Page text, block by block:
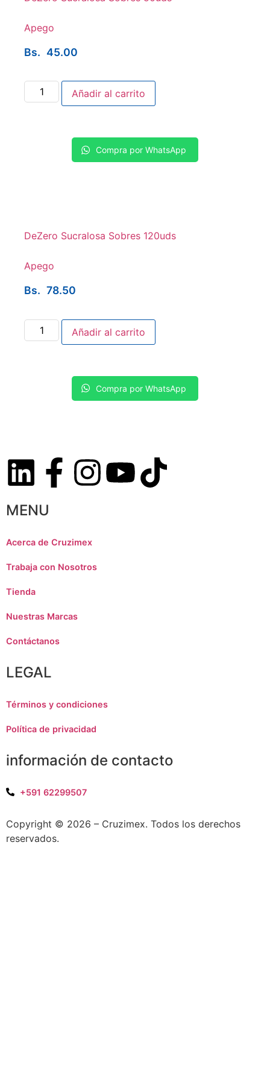
Apego
Bs. 45.00
Añadir al carrito
Compra por WhatsApp
DeZero Sucralosa Sobres 120uds
Apego
Bs. 78.50
Añadir al carrito
Compra por WhatsApp
MENU
Acerca de Cruzimex
Trabaja con Nosotros
Tienda
Nuestras Marcas
Contáctanos
LEGAL
Términos y condiciones
Política de privacidad
información de contacto
+591 62299507
Copyright © 2026 – Cruzimex. Todos los derechos
reservados.